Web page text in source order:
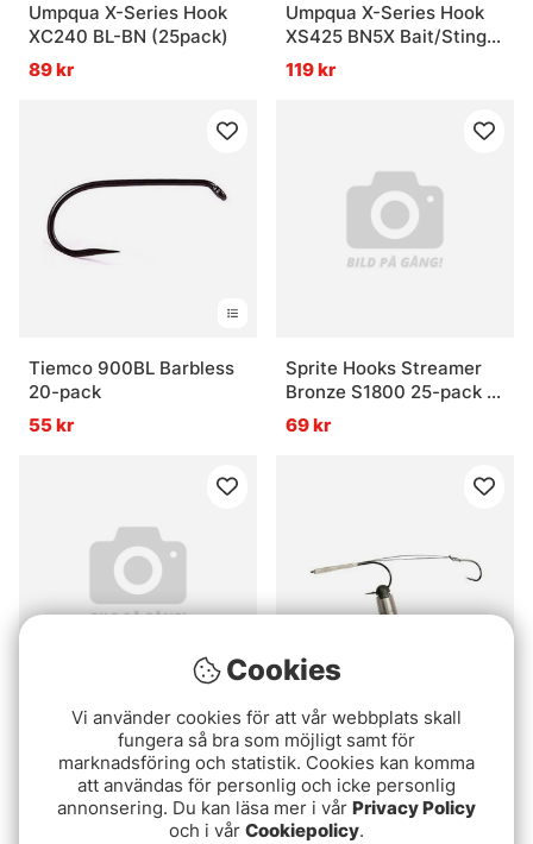
Umpqua X-Series Hook
XC240 BL-BN (25pack)
89 kr
Umpqua X-Series Hook
XS425 BN5X Bait/Sting
BLK
119 kr
Tiemco 900BL Barbless
20-pack
55 kr
Sprite Hooks Streamer
Bronze S1800 25-pack -
#16
69 kr
Sprite Hooks Trailer
Black Nickel Hooks
S1970 25-pack - #6
Bauer Pike Rig
189 kr
Cookies
Vi använder cookies för att vår webbplats skall
fungera så bra som möjligt samt för
marknadsföring och statistik. Cookies kan komma
att användas för personlig och icke personlig
annonsering. Du kan läsa mer i vår Privacy Policy
och i vår Cookiepolicy.